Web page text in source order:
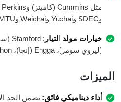
وSDEC وYuchai وWeichai وMTU
خيارات مولد التيار
(ليروي سومر)، Engga (إنجا)، Marathon (ماراثون)
الميزات
أداء ديناميكي فائق: يضمن الحد